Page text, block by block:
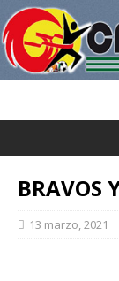
BRAVOS
13 marzo, 2021